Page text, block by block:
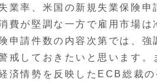
率、米国の新規失業保険申
費が堅調な一方で雇用市場
申請件数の内容次第では、
戒しておきたいと思います
済情勢を反映したECB総裁